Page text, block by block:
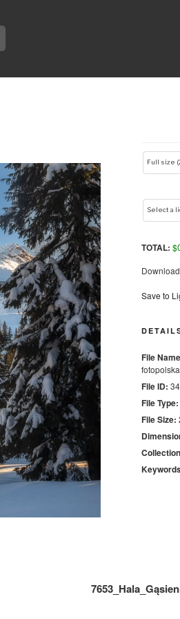
TOTAL: $
Download
Save to
File
File ID:
File Type:
File Size: